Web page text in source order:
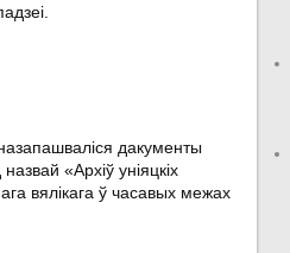
дакументы
«Архіў уніяцкіх
вялікага ў часавых межах